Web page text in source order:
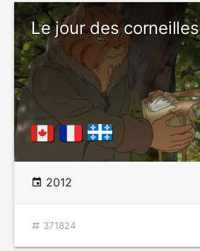
Le jour des corneilles
2012
371824